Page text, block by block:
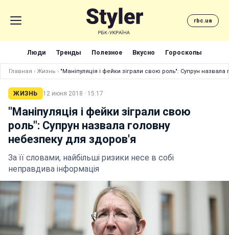
rbc.ua
Люди Тренды Полезное Вкусно Гороскопы
Главная › Жизнь › "Маніпуляція і фейки зіграли свою роль": Супрун
ЖИЗНЬ 12 июня 2018 · 15:17
"Маніпуляція і фейки зіграли свою
роль": Супрун назвала головну
небезпеку для здоров'я
За її словами, найбільші ризики несе в собі
неправдива інформація